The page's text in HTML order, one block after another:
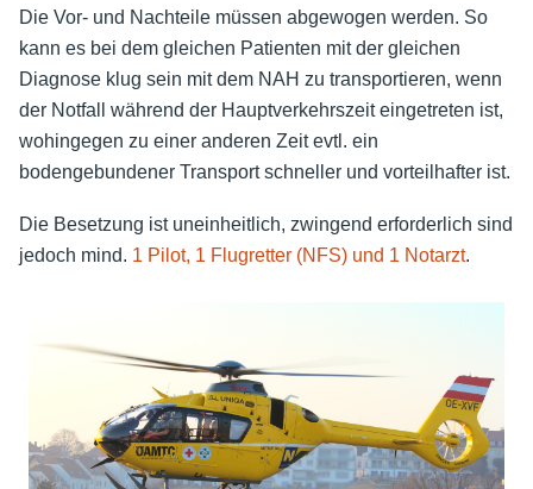
Die Vor- und Nachteile müssen abgewogen werden. So
kann es bei dem gleichen Patienten mit der gleichen
Diagnose klug sein mit dem NAH zu transportieren, wenn
der Notfall während der Hauptverkehrszeit eingetreten ist,
wohingegen zu einer anderen Zeit evtl. ein
bodengebundener Transport schneller und vorteilhafter ist.
Die Besetzung ist uneinheitlich, zwingend erforderlich sind
jedoch mind. 1 Pilot, 1 Flugretter (NFS) und 1 Notarzt.